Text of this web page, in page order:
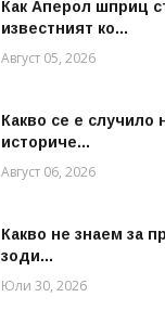
Как Аперол шприц
известният ко...
Август 05, 2026
Какво се е случило
историче...
Август 06, 2026
Какво не знаем за
зоди...
Юли 30, 2026